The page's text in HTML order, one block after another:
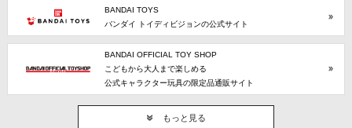
BANDAI TOYS
バンダイ トイディビジョンの公式サイト
BANDAI OFFICIAL TOY SHOP
こどもから大人まで楽しめる
公式キャラクター玩具の限定品通販サイト
もっと見る